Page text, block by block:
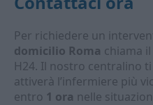
Per richiedere un
domicilio Roma chiama
H24. Il nostro centralino
attiverà l’infermiere più
entro 1 ora nelle